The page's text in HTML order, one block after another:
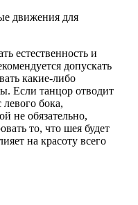
естественность и
допускать
какие-либо
Если танцор отводит
бока,
не обязательно,
то, что шея будет
на красоту всего